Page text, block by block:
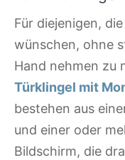
Für diejenigen,
wünschen, ohne
Hand nehmen zu
Türklingel mit
bestehen aus
und einer oder
Bildschirm, die